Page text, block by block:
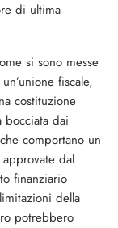
di ultima
si sono messe
fiscale,
costituzione
bocciata dai
comportano un
dal
finanziario
della
potrebbero